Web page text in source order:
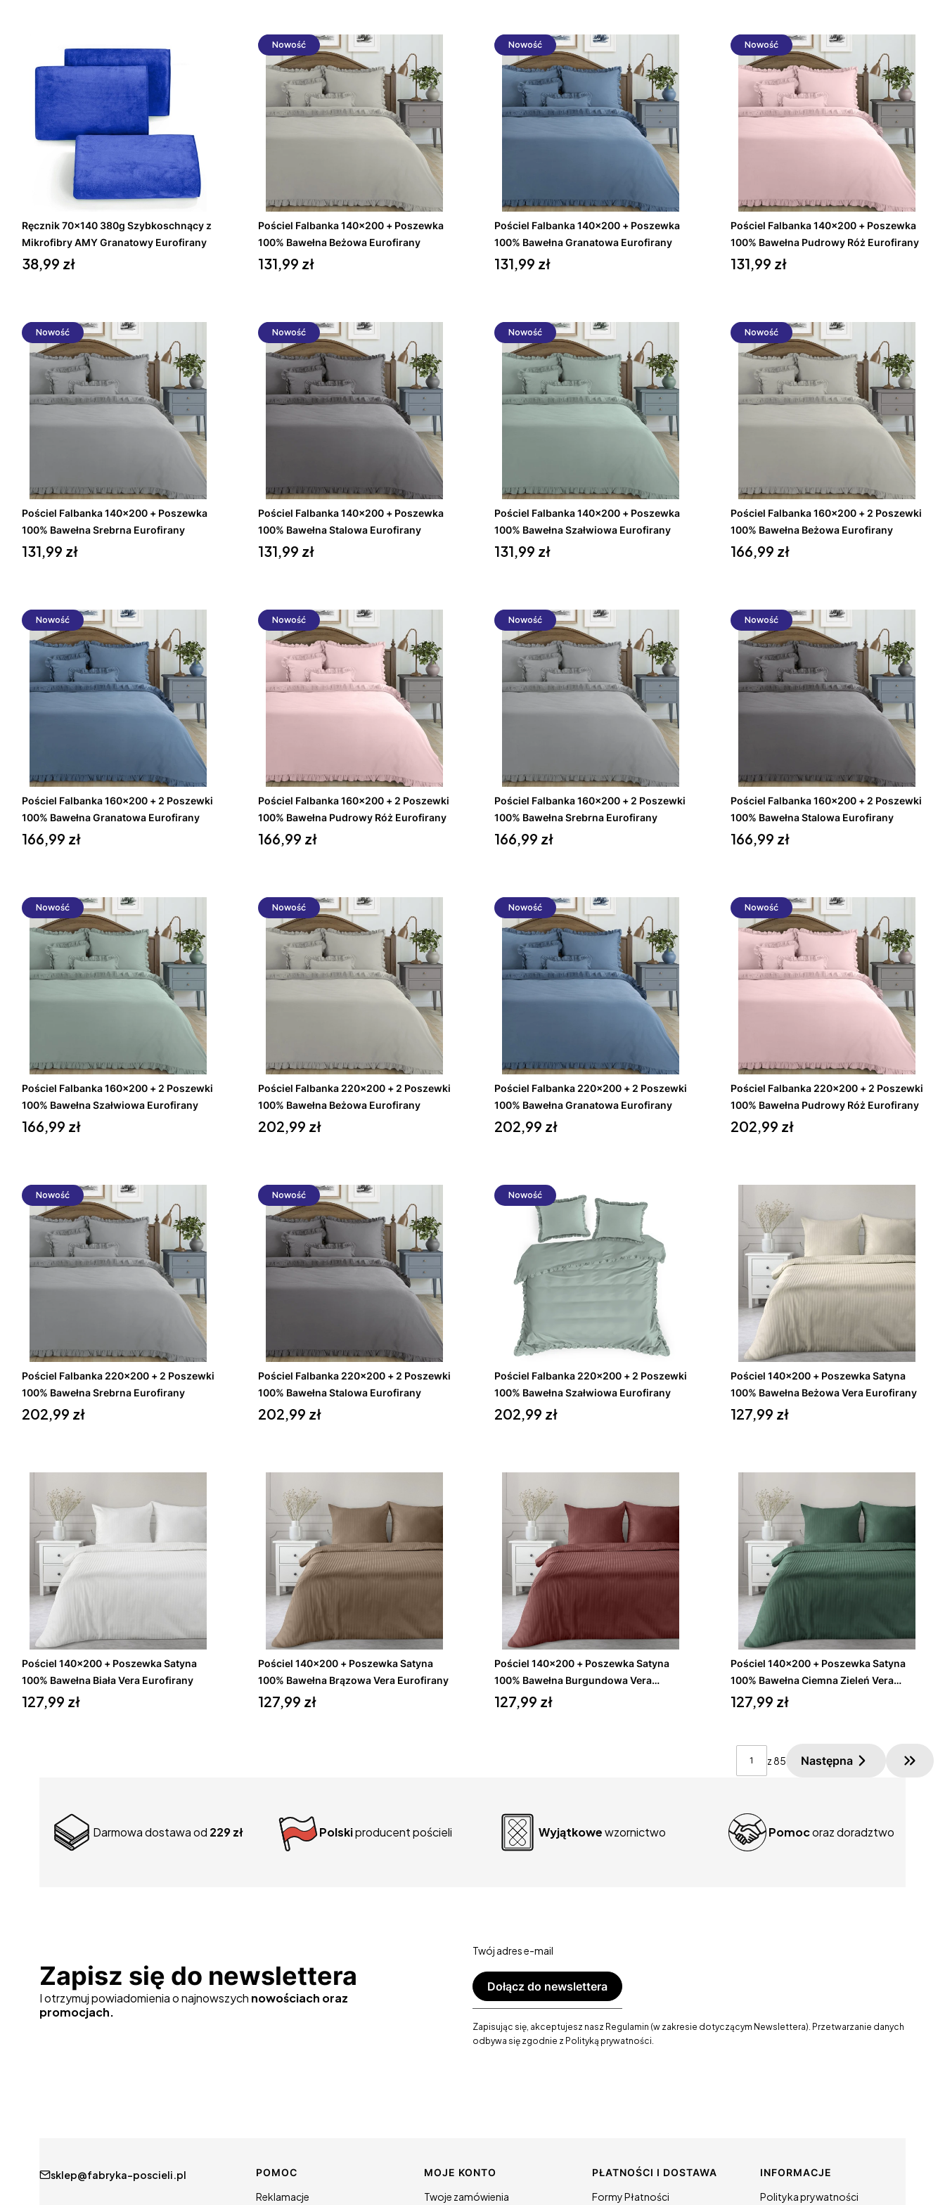
Do koszyka
Ręcznik 70x140 380g Szybkoschnący z
Mikrofibry AMY Granatowy Eurofirany
Cena
38,99 zł
Nowość
Do koszyka
Pościel Falbanka 140x200 + Poszewka
100% Bawełna Beżowa Eurofirany
Cena
131,99 zł
Nowość
Do koszyka
Pościel Falbanka 140x200 + Poszewka
100% Bawełna Granatowa Eurofirany
Cena
131,99 zł
Nowość
Do koszyka
Pościel Falbanka 140x200 + Poszewka
100% Bawełna Pudrowy Róż Eurofirany
Cena
131,99 zł
Nowość
Do koszyka
Pościel Falbanka 140x200 + Poszewka
100% Bawełna Srebrna Eurofirany
Cena
131,99 zł
Nowość
Do koszyka
Pościel Falbanka 140x200 + Poszewka
100% Bawełna Stalowa Eurofirany
Cena
131,99 zł
Nowość
Do koszyka
Pościel Falbanka 140x200 + Poszewka
100% Bawełna Szałwiowa Eurofirany
Cena
131,99 zł
Nowość
Do koszyka
Pościel Falbanka 160x200 + 2 Poszewki
100% Bawełna Beżowa Eurofirany
Cena
166,99 zł
Nowość
Do koszyka
Pościel Falbanka 160x200 + 2 Poszewki
100% Bawełna Granatowa Eurofirany
Cena
166,99 zł
Nowość
Do koszyka
Pościel Falbanka 160x200 + 2 Poszewki
100% Bawełna Pudrowy Róż Eurofirany
Cena
166,99 zł
Nowość
Do koszyka
Pościel Falbanka 160x200 + 2 Poszewki
100% Bawełna Srebrna Eurofirany
Cena
166,99 zł
Nowość
Do koszyka
Pościel Falbanka 160x200 + 2 Poszewki
100% Bawełna Stalowa Eurofirany
Cena
166,99 zł
Nowość
Do koszyka
Pościel Falbanka 160x200 + 2 Poszewki
100% Bawełna Szałwiowa Eurofirany
Cena
166,99 zł
Nowość
Do koszyka
Pościel Falbanka 220x200 + 2 Poszewki
100% Bawełna Beżowa Eurofirany
Cena
202,99 zł
Nowość
Do koszyka
Pościel Falbanka 220x200 + 2 Poszewki
100% Bawełna Granatowa Eurofirany
Cena
202,99 zł
Nowość
Do koszyka
Pościel Falbanka 220x200 + 2 Poszewki
100% Bawełna Pudrowy Róż Eurofirany
Cena
202,99 zł
Nowość
Do koszyka
Pościel Falbanka 220x200 + 2 Poszewki
100% Bawełna Srebrna Eurofirany
Cena
202,99 zł
Nowość
Do koszyka
Pościel Falbanka 220x200 + 2 Poszewki
100% Bawełna Stalowa Eurofirany
Cena
202,99 zł
Nowość
Do koszyka
Pościel Falbanka 220x200 + 2 Poszewki
100% Bawełna Szałwiowa Eurofirany
Cena
202,99 zł
Do koszyka
Pościel 140x200 + Poszewka Satyna
100% Bawełna Beżowa Vera Eurofirany
Cena
127,99 zł
Do koszyka
Pościel 140x200 + Poszewka Satyna
100% Bawełna Biała Vera Eurofirany
Cena
127,99 zł
Do koszyka
Pościel 140x200 + Poszewka Satyna
100% Bawełna Brązowa Vera Eurofirany
Cena
127,99 zł
Do koszyka
Pościel 140x200 + Poszewka Satyna
100% Bawełna Burgundowa Vera
Eurofirany
Cena
127,99 zł
Do koszyka
Pościel 140x200 + Poszewka Satyna
100% Bawełna Ciemna Zieleń Vera
Eurofirany
Cena
127,99 zł
z 85 Następna
Darmowa dostawa od 229 zł Polskiproducent pościeli Wyjątkowewzornictwo Pomocoraz doradztwo
Zapisz się do newslettera
I otrzymuj powiadomienia o najnowszych nowościach oraz
promocjach.
Twój adres e-mail
Dołącz do newslettera
Zapisując się, akceptujesz nasz Regulamin (w zakresie dotyczącym Newslettera). Przetwarzanie danych
odbywa się zgodnie z Polityką prywatności.
sklep@fabryka-poscieli.pl Linki w stopce
POMOC
Reklamacje
MOJE KONTO
Twoje zamówienia
PŁATNOŚCI I DOSTAWA
Formy Płatności
INFORMACJE
Polityka prywatności